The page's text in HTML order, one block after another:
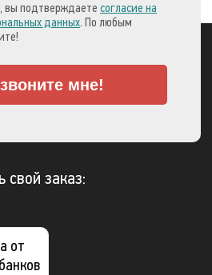
вы подтверждаете согласие на
данных. По любым
мне!
заказ:
от